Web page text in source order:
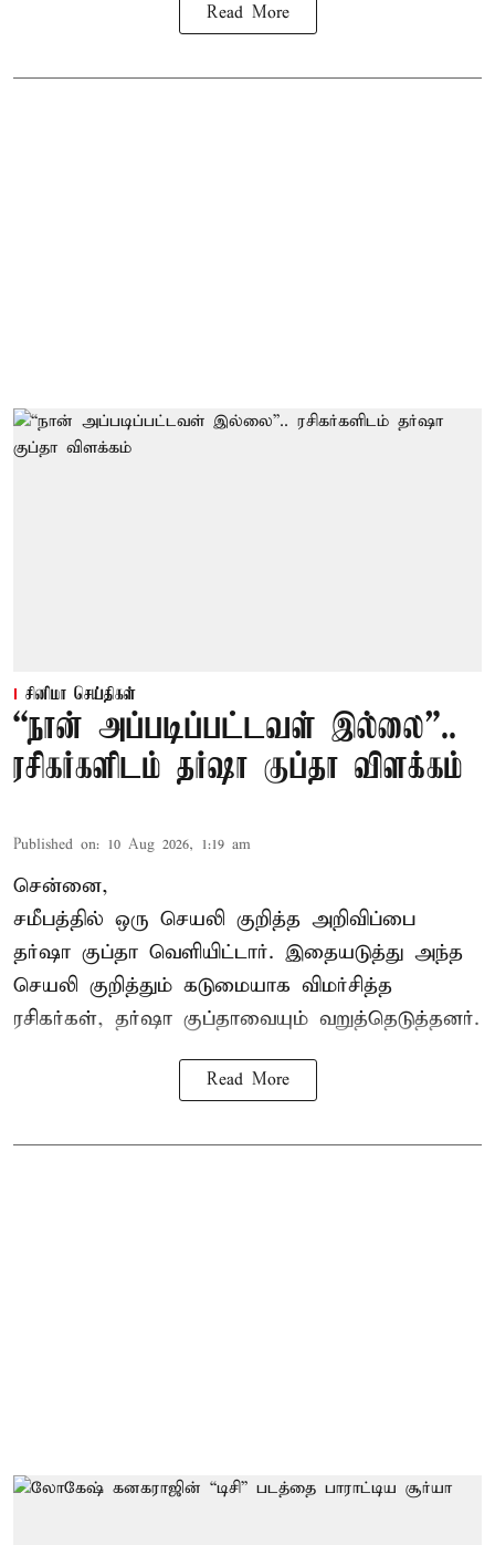
Read More
சினிமா செய்திகள்
“நான் அப்படிப்பட்டவள் இல்லை”..
ரசிகர்களிடம் தர்ஷா குப்தா விளக்கம்
Published on: 10 Aug 2026, 1:19 am
சென்னை,
சமீபத்தில் ஒரு செயலி குறித்த அறிவிப்பை
தர்ஷா குப்தா வெளியிட்டார். இதையடுத்து அந்த
செயலி குறித்தும் கடுமையாக விமர்சித்த
ரசிகர்கள், தர்ஷா குப்தாவையும் வறுத்தெடுத்தனர்.
Read More